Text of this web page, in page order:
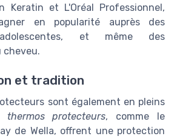
Keratin et L'Oréal Professionnel,
en popularité auprès des
et même des
cheveu.
et tradition
sont également en pleins
thermos protecteurs, comme le
de Wella, offrent une protection